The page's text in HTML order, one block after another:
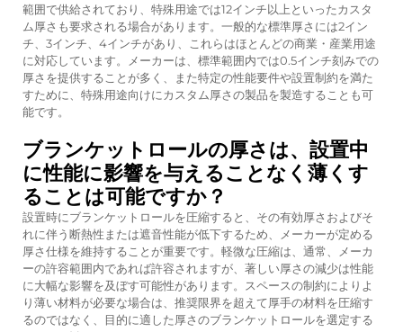
範囲で供給されており、特殊用途では12インチ以上といったカスタ
ム厚さも要求される場合があります。一般的な標準厚さには2イン
チ、3インチ、4インチがあり、これらはほとんどの商業・産業用途
に対応しています。メーカーは、標準範囲内では0.5インチ刻みでの
厚さを提供することが多く、また特定の性能要件や設置制約を満た
すために、特殊用途向けにカスタム厚さの製品を製造することも可
能です。
ブランケットロールの厚さは、設置中
に性能に影響を与えることなく薄くす
ることは可能ですか？
設置時にブランケットロールを圧縮すると、その有効厚さおよびそ
れに伴う断熱性または遮音性能が低下するため、メーカーが定める
厚さ仕様を維持することが重要です。軽微な圧縮は、通常、メーカ
ーの許容範囲内であれば許容されますが、著しい厚さの減少は性能
に大幅な影響を及ぼす可能性があります。スペースの制約によりよ
り薄い材料が必要な場合は、推奨限界を超えて厚手の材料を圧縮す
るのではなく、目的に適した厚さのブランケットロールを選定する